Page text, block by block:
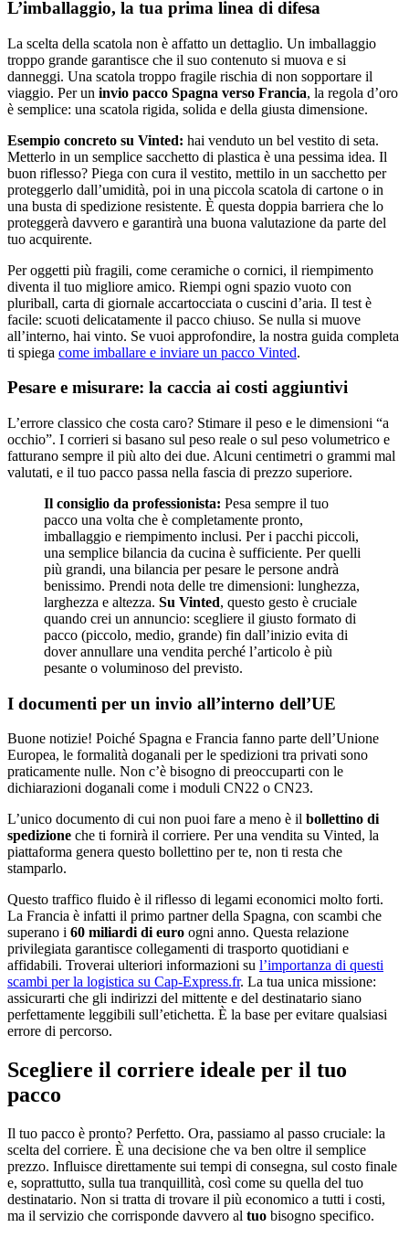
L’imballaggio, la tua prima linea di difesa
La scelta della scatola non è affatto un dettaglio. Un imballaggio
troppo grande garantisce che il suo contenuto si muova e si
danneggi. Una scatola troppo fragile rischia di non sopportare il
viaggio. Per un invio pacco Spagna verso Francia, la regola d’oro
è semplice: una scatola rigida, solida e della giusta dimensione.
Esempio concreto su Vinted: hai venduto un bel vestito di seta.
Metterlo in un semplice sacchetto di plastica è una pessima idea. Il
buon riflesso? Piega con cura il vestito, mettilo in un sacchetto per
proteggerlo dall’umidità, poi in una piccola scatola di cartone o in
una busta di spedizione resistente. È questa doppia barriera che lo
proteggerà davvero e garantirà una buona valutazione da parte del
tuo acquirente.
Per oggetti più fragili, come ceramiche o cornici, il riempimento
diventa il tuo migliore amico. Riempi ogni spazio vuoto con
pluriball, carta di giornale accartocciata o cuscini d’aria. Il test è
facile: scuoti delicatamente il pacco chiuso. Se nulla si muove
all’interno, hai vinto. Se vuoi approfondire, la nostra guida completa
ti spiega come imballare e inviare un pacco Vinted.
Pesare e misurare: la caccia ai costi aggiuntivi
L’errore classico che costa caro? Stimare il peso e le dimensioni “a
occhio”. I corrieri si basano sul peso reale o sul peso volumetrico e
fatturano sempre il più alto dei due. Alcuni centimetri o grammi mal
valutati, e il tuo pacco passa nella fascia di prezzo superiore.
Il consiglio da professionista: Pesa sempre il tuo
pacco una volta che è completamente pronto,
imballaggio e riempimento inclusi. Per i pacchi piccoli,
una semplice bilancia da cucina è sufficiente. Per quelli
più grandi, una bilancia per pesare le persone andrà
benissimo. Prendi nota delle tre dimensioni: lunghezza,
larghezza e altezza. Su Vinted, questo gesto è cruciale
quando crei un annuncio: scegliere il giusto formato di
pacco (piccolo, medio, grande) fin dall’inizio evita di
dover annullare una vendita perché l’articolo è più
pesante o voluminoso del previsto.
I documenti per un invio all’interno dell’UE
Buone notizie! Poiché Spagna e Francia fanno parte dell’Unione
Europea, le formalità doganali per le spedizioni tra privati sono
praticamente nulle. Non c’è bisogno di preoccuparti con le
dichiarazioni doganali come i moduli CN22 o CN23.
L’unico documento di cui non puoi fare a meno è il bollettino di
spedizione che ti fornirà il corriere. Per una vendita su Vinted, la
piattaforma genera questo bollettino per te, non ti resta che
stamparlo.
Questo traffico fluido è il riflesso di legami economici molto forti.
La Francia è infatti il primo partner della Spagna, con scambi che
superano i 60 miliardi di euro ogni anno. Questa relazione
privilegiata garantisce collegamenti di trasporto quotidiani e
affidabili. Troverai ulteriori informazioni su l’importanza di questi
scambi per la logistica su Cap-Express.fr. La tua unica missione:
assicurarti che gli indirizzi del mittente e del destinatario siano
perfettamente leggibili sull’etichetta. È la base per evitare qualsiasi
errore di percorso.
Scegliere il corriere ideale per il tuo
pacco
Il tuo pacco è pronto? Perfetto. Ora, passiamo al passo cruciale: la
scelta del corriere. È una decisione che va ben oltre il semplice
prezzo. Influisce direttamente sui tempi di consegna, sul costo finale
e, soprattutto, sulla tua tranquillità, così come su quella del tuo
destinatario. Non si tratta di trovare il più economico a tutti i costi,
ma il servizio che corrisponde davvero al tuo bisogno specifico.